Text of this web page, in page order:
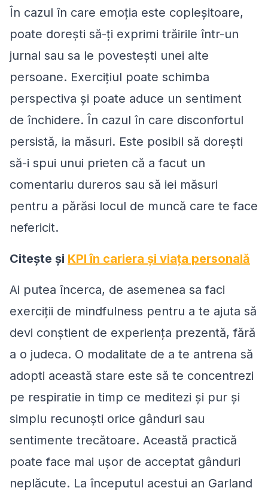
În cazul în care emoția este copleșitoare,
poate doreşti să-ţi exprimi trăirile într-un
jurnal sau sa le povesteşti unei alte
persoane. Exercițiul poate schimba
perspectiva și poate aduce un sentiment
de închidere. În cazul în care disconfortul
persistă, ia măsuri. Este posibil să doreşti
să-i spui unui prieten că a facut un
comentariu dureros sau să iei măsuri
pentru a părăsi locul de muncă care te face
nefericit.
Citeşte şi KPI în cariera şi viaţa personală
Ai putea încerca, de asemenea sa faci
exerciții de mindfulness pentru a te ajuta să
devi conștient de experiența prezentă, fără
a o judeca. O modalitate de a te antrena să
adopti această stare este să te concentrezi
pe respiratie in timp ce meditezi și pur și
simplu recunoști orice gânduri sau
sentimente trecătoare. Această practică
poate face mai ușor de acceptat gânduri
neplăcute. La începutul acestui an Garland